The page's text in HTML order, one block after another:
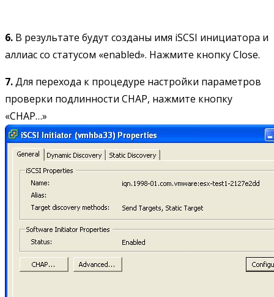
6. В результате будут созданы имя iSCSI инициатора и
аллиас со статусом «enabled». Нажмите кнопку Close.
7.Для перехода к процедуре настройки параметров
проверки подлинности CHAP, нажмите кнопку
«CHAP…»